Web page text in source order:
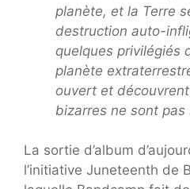
planète, et la Terre
destruction auto-
quelques privilégiés
planète
ouvert et
bizarres ne sont
La sortie d’album
l’initiative Juneteenth de